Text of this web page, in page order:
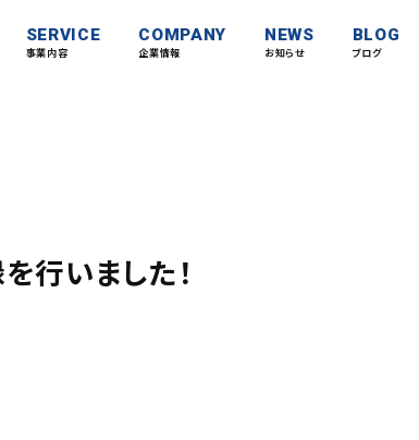
SERVICE
事業内容
COMPANY
企業情報
NEWS
お知らせ
BLOG
ブログ
行いました！